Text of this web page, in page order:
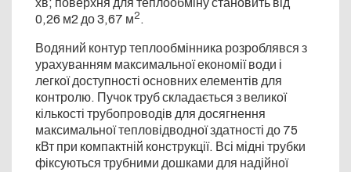
хв; поверхня для теплообміну становить від
0,26 м2 до 3,67 м2 .
Водяний контур теплообмінника розроблявся з
урахуванням максимальної економії води і
легкої доступності основних елементів для
контролю. Пучок труб складається з великої
кількості трубопроводів для досягнення
максимальної тепловідводної здатності до 75
кВт при компактній конструкції. Всі мідні трубки
фіксуються трубними дошками для надійної